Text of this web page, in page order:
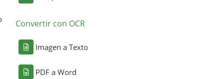
Convertir con OCR
Imagen a Texto
PDF a Word